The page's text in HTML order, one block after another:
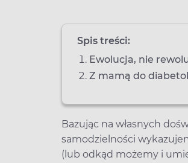
Spis treści:
Ewolucja, nie
Z mamą do
Bazując na własnych
samodzielności
(lub odkąd możemy i